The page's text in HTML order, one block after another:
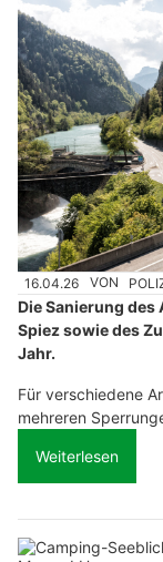
16.04.26 VON
Die Sanierung
Spiez sowie des
Jahr.
Für verschiedene
mehreren
Weiterlesen